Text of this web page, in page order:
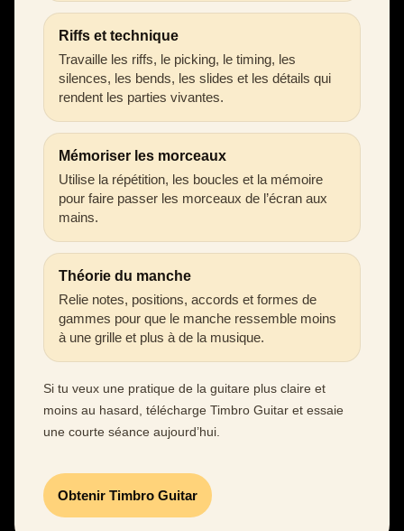
Riffs et technique
Travaille les riffs, le picking, le timing, les
silences, les bends, les slides et les détails qui
rendent les parties vivantes.
Mémoriser les morceaux
Utilise la répétition, les boucles et la mémoire
pour faire passer les morceaux de l’écran aux
mains.
Théorie du manche
Relie notes, positions, accords et formes de
gammes pour que le manche ressemble moins
à une grille et plus à de la musique.
Si tu veux une pratique de la guitare plus claire et
moins au hasard, télécharge Timbro Guitar et essaie
une courte séance aujourd’hui.
Obtenir Timbro Guitar